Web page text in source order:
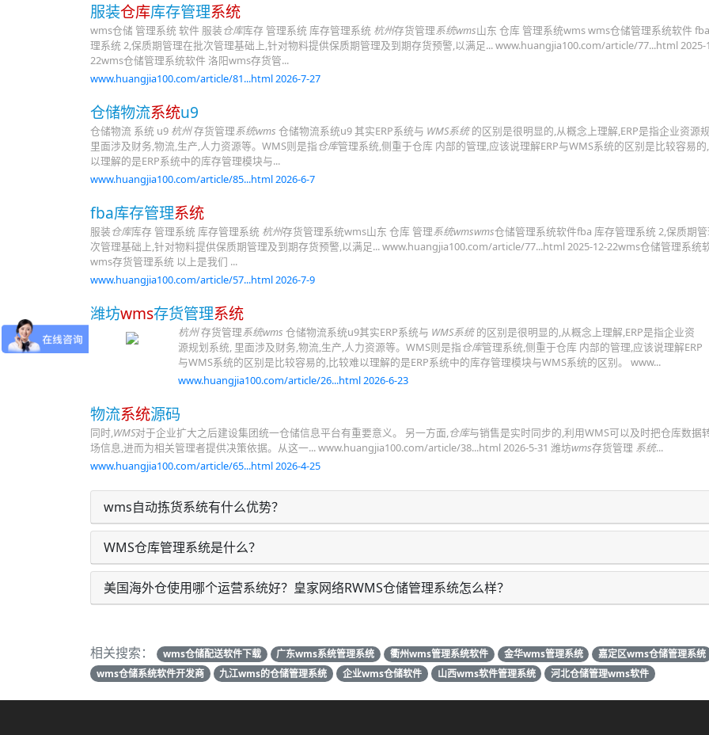
服装仓库库存管理系统
wms仓储 管理系统 软件 服装仓库库存 管理系统 库存管理系统 杭州存货管理系统wms山东 仓库 管理系统wms wms仓储管理系统软件
理系统 2,保质期管理在批次管理基础上,针对物料提供保质期管理及到期存货预警,以满足... www.huangjia100.com/article/77...html 2025-
22wms仓储管理系统软件 洛阳wms存货管...
www.huangjia100.com/article/81...html 2026-7-27
仓储物流系统u9
仓储物流 系统 u9 杭州存货管理系统wms 仓储物流系统u9 其实ERP系统与 WMS系统的区别是很明显的,从概念上理解,ERP是指企业资源
里面涉及财务,物流,生产,人力资源等。WMS则是指仓库管理系统,侧重于仓库 内部的管理,应该说理解ERP与WMS系统的区别是比较容易
以理解的是ERP系统中的库存管理模块与...
www.huangjia100.com/article/85...html 2026-6-7
fba库存管理系统
服装仓库库存 管理系统 库存管理系统 杭州存货管理系统wms山东 仓库 管理系统wmswms仓储管理系统软件fba 库存管理系统 2,保质期
次管理基础上,针对物料提供保质期管理及到期存货预警,以满足... www.huangjia100.com/article/77...html 2025-12-22wms仓储管理系统
wms存货管理系统 以上是我们 ...
www.huangjia100.com/article/57...html 2026-7-9
潍坊wms存货管理系统
杭州存货管理系统wms 仓储物流系统u9其实ERP系统与 WMS系统的区别是很明显的,从概念上理解,ERP是指企业资
源规划系统, 里面涉及财务,物流,生产,人力资源等。WMS则是指仓库管理系统,侧重于仓库 内部的管理,应该说理解ERP
与WMS系统的区别是比较容易的,比较难以理解的是ERP系统中的库存管理模块与WMS系统的区别。 www...
www.huangjia100.com/article/26...html 2026-6-23
物流系统源码
同时,WMS对于企业扩大之后建设集团统一仓储信息平台有重要意义。 另一方面,仓库与销售是实时同步的,利用WMS可以及时把仓库数据
场信息,进而为相关管理者提供决策依据。从这一... www.huangjia100.com/article/38...html 2026-5-31 潍坊wms存货管理 系统...
www.huangjia100.com/article/65...html 2026-4-25
wms自动拣货系统有什么优势？
WMS仓库管理系统是什么？
美国海外仓使用哪个运营系统好？皇家网络RWMS仓储管理系统怎么样？
相关搜索： wms仓储配送软件下载 广东wms系统管理系统 衢州wms管理系统软件 金华wms管理系统
嘉定区wms仓储管理系统
wms仓储系统软件开发商
九江wms的仓储管理系统 企业wms仓储软件 山西wms软件管理系统 河北仓储管理wms软件